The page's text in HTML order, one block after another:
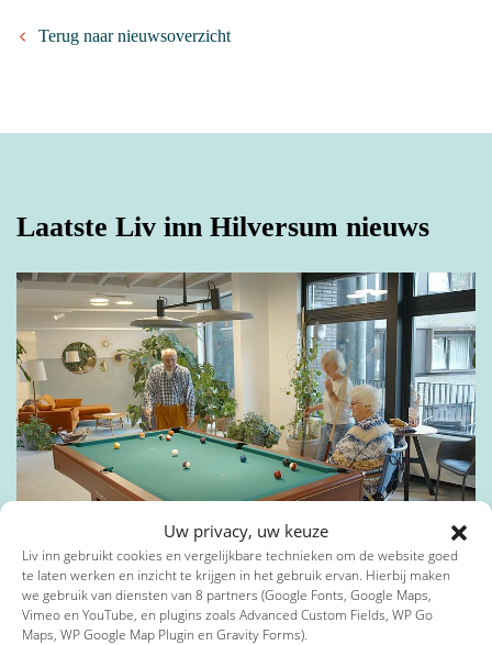
Uw privacy, uw keuze
Liv inn gebruikt cookies en vergelijkbare technieken om de website goed
te laten werken en inzicht te krijgen in het gebruik ervan. Hierbij maken
we gebruik van diensten van 8 partners (Google Fonts, Google Maps,
Vimeo en YouTube, en plugins zoals Advanced Custom Fields, WP Go
Maps, WP Google Map Plugin en Gravity Forms).
Privacybeleid*
Ik ga akkoord met het privacybeleid*
* Verplichte velden
Toevoeging
Postcode*
E-mailadres*
Terug naar nieuwsoverzicht
Laatste Liv inn Hilversum nieuws
31 mei 2023
1Vandaag besteedt aandacht aan Liv inn